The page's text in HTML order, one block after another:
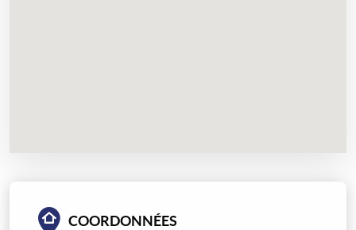
COORDONNÉES